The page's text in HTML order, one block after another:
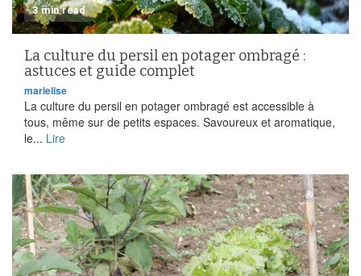
3 min read
La culture du persil en potager ombragé :
astuces et guide complet
marielise
La culture du persil en potager ombragé est accessible à
tous, même sur de petits espaces. Savoureux et aromatique,
le... Lire